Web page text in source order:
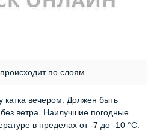
по слоям
катка вечером. Должен быть
ветра. Наилучшие погодные
в пределах от -7 до -10 °C.